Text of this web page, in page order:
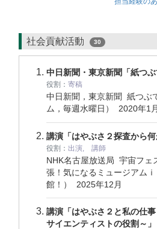
社会貢献活動 30
中日新聞・東京新聞「紙つ
役割： 寄稿
中日新聞，東京新聞 紙つぶ
ム，毎週水曜日） 2020年1月
講演「はやぶさ２探査から何
役割： 出演, 講師
NHK名古屋放送局 宇宙フェ
張！気になるミュージアム
館！） 2025年12月
講演「はやぶさ２と私の仕事
サイエンティストの役割～」